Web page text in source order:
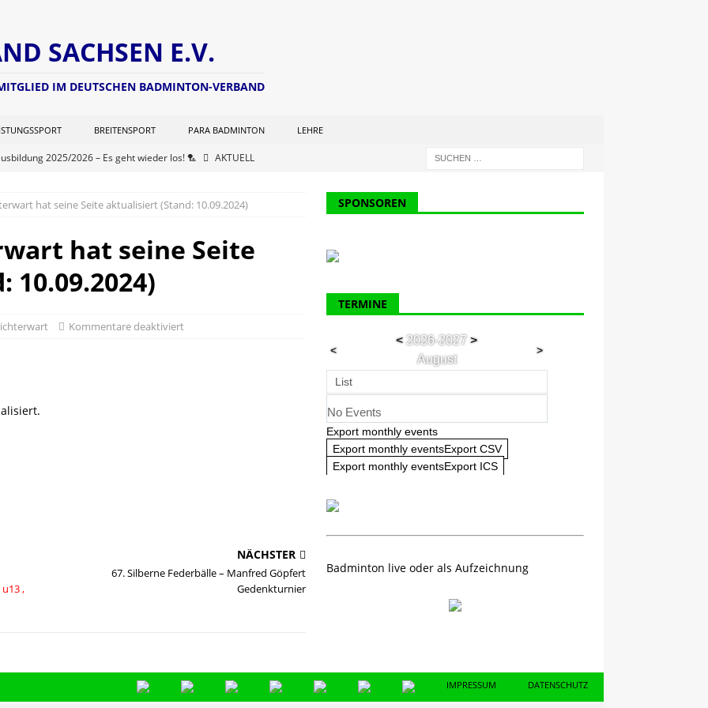
SACHSEN E.V.
IM DEUTSCHEN BADMINTON-VERBAND
BREITENSPORT PARA BADMINTON LEHRE
2025/2026 – Es geht wieder los! 🏸
AKTUELL
hat seine Seite aktualisiert (Stand: 21.06.2025)
2024/2025 – Finale! 💪🏸
hat seine Seite aktualisiert (Stand: 10.09.2024)
hat seine Seite
Kommentare deaktiviert
,
NÄCHSTER
67. Silberne Federbälle – Manfred Göpfert
Gedenkturnier
SPONSOREN
TERMINE
<
< 2026-2027>
August
>
List
No Events
Export monthly events
Export monthly eventsExport CSV
Export monthly eventsExport ICS
Badminton live oder als Aufzeichnung
IMPRESSUM DATENSCHUTZ